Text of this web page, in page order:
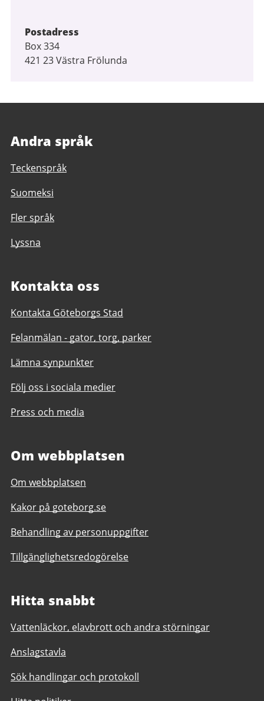
Postadress
Box 334
421 23 Västra Frölunda
Andra språk
Teckenspråk
Suomeksi
Fler språk
Lyssna
Kontakta oss
Kontakta Göteborgs Stad
Felanmälan - gator, torg, parker
Lämna synpunkter
Följ oss i sociala medier
Press och media
Om webbplatsen
Om webbplatsen
Kakor på goteborg.se
Behandling av personuppgifter
Tillgänglighetsredogörelse
Hitta snabbt
Vattenläckor, elavbrott och andra störningar
Anslagstavla
Sök handlingar och protokoll